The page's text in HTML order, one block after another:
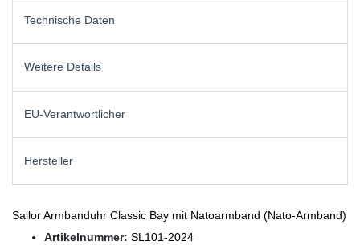
Technische Daten
Weitere Details
EU-Verantwortlicher
Hersteller
Sailor Armbanduhr Classic Bay mit Natoarmband (Nato-Armband)
Artikelnummer: SL101-2024